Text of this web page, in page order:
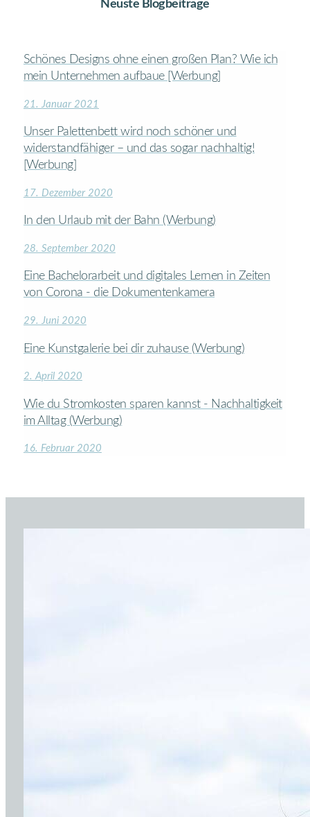
Neuste Blogbeiträge
Schönes Designs ohne einen großen Plan? Wie ich
mein Unternehmen aufbaue [Werbung]
21. Januar 2021
Unser Palettenbett wird noch schöner und
widerstandfähiger – und das sogar nachhaltig!
[Werbung]
17. Dezember 2020
In den Urlaub mit der Bahn (Werbung)
28. September 2020
Eine Bachelorarbeit und digitales Lernen in Zeiten
von Corona - die Dokumentenkamera
29. Juni 2020
Eine Kunstgalerie bei dir zuhause (Werbung)
2. April 2020
Wie du Stromkosten sparen kannst - Nachhaltigkeit
im Alltag (Werbung)
16. Februar 2020